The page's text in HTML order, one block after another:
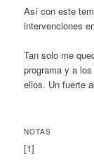
Así con este
intervenciones
Tan solo me
programa y a
ellos. Un fuerte
NOTAS
[1]